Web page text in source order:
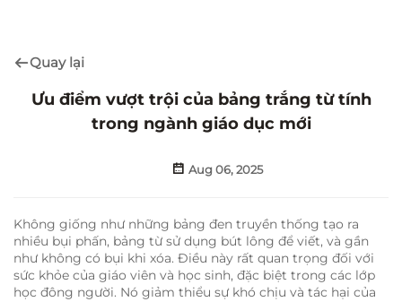
Quay lại
Ưu điểm vượt trội của bảng trắng từ tính
trong ngành giáo dục mới
Aug 06, 2025
Không giống như những bảng đen truyền thống tạo ra
nhiều bụi phấn, bảng từ sử dụng bút lông để viết, và gần
như không có bụi khi xóa. Điều này rất quan trọng đối với
sức khỏe của giáo viên và học sinh, đặc biệt trong các lớp
học đông người. Nó giảm thiểu sự khó chịu và tác hại của